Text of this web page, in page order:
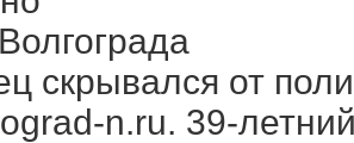
скрывался от
n.ru. 39-